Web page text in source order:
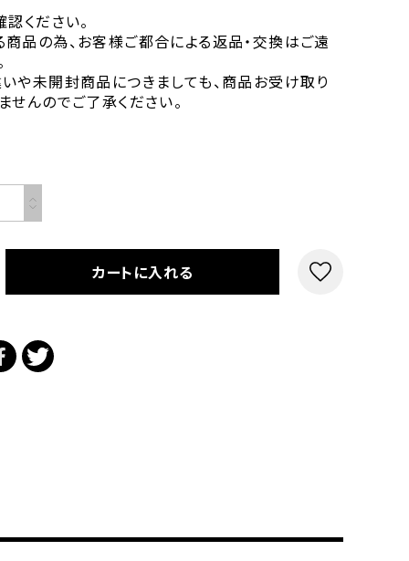
ください。
品の為、お客様ご都合による返品・交換はご遠
や未開封商品につきましても、商品お受け取り
せんのでご了承ください。
カートに入れる